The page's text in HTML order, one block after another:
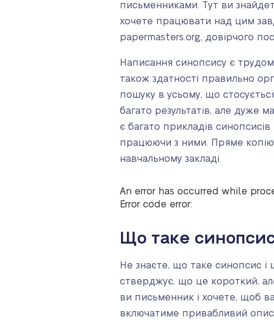
письменниками. Тут ви
хочете працювати над цим
papermasters.org, довірчого
Написання синопсису є
також здатності правильно
пошуку в усьому, що
багато результатів, але дуже
є багато прикладів
працюючи з ними. Пряме
навчальному закладі.
An error has occurred while
Error code error:
Що таке
Не знаєте, що таке синопсис
стверджує, що це короткий,
ви письменник і хочете, щоб
включатиме привабливий опис